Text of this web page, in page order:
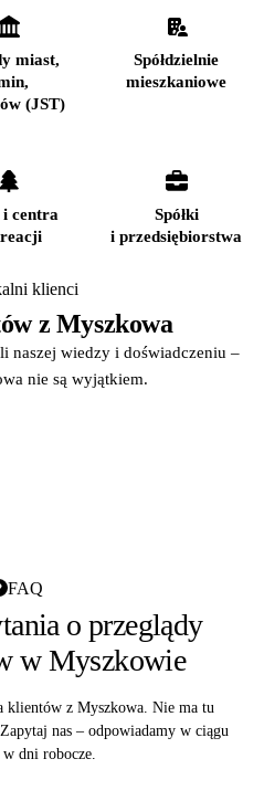
miast,
(JST)
Spółdzielnie
mieszkaniowe
centra
Spółki
i przedsiębiorstwa
klienci
z Myszkowa
naszej wiedzy i doświadczeniu –
nie są wyjątkiem.
FAQ
o przeglądy
w Myszkowie
klientów z Myszkowa. Nie ma tu
nas – odpowiadamy w ciągu
dni robocze.